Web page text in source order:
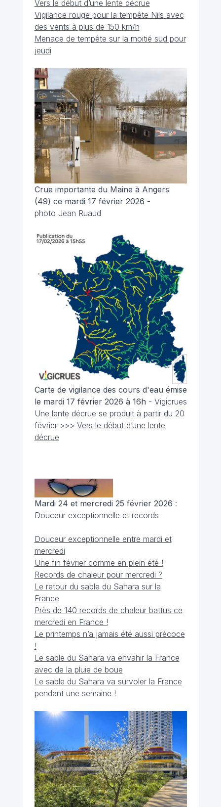
Vers le début d’une lente décrue
Vigilance rouge pour la tempête Nils avec
des vents à plus de 150 km/h
Menace de tempête sur la moitié sud pour
jeudi
Crue importante du Maine à Angers
(49) ce mardi 17 février 2026 -
photo Jean Ruaud
Carte de vigilance des cours d'eau émise
le mardi 17 février 2026 à 16h - Vigicrues
Une lente décrue se produit à partir du 20
février >>> Vers le début d’une lente
décrue
Mardi 24 et mercredi 25 février 2026 :
Douceur exceptionnelle et records
Douceur exceptionnelle entre mardi et
mercredi
Une fin février comme en plein été !
Records de chaleur pour mercredi ?
Le retour du sable du Sahara sur la
France
Près de 140 records de chaleur battus ce
mercredi en France !
Le printemps n’a jamais été aussi précoce
!
Le sable du Sahara va envahir la France
avec de la pluie de boue
Le sable du Sahara va survoler la France
pendant une semaine !